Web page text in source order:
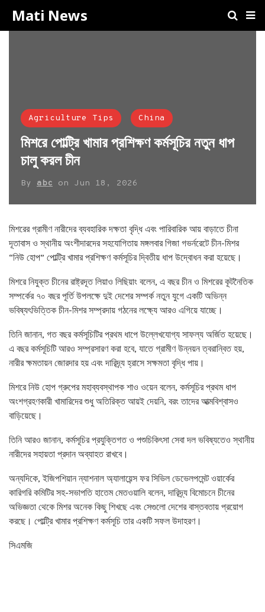
Mati News
Agriculture Tips China
মিশরে পোল্ট্রি খামার প্রশিক্ষণ কর্মসূচির নতুন ধাপ
চালু করল চীন
By abc on Jun 18, 2026
মিশরের গ্রামীণ নারীদের ব্যবহারিক দক্ষতা বৃদ্ধি এবং পারিবারিক আয় বাড়াতে চীনা
দূতাবাস ও স্থানীয় অংশীদারদের সহযোগিতায় মঙ্গলবার গিজা গভর্নরেটে চীন-মিশর
“নিউ হোপ” পোল্ট্রি খামার প্রশিক্ষণ কর্মসূচির দ্বিতীয় ধাপ উদ্বোধন করা হয়েছে।
মিশরে নিযুক্ত চীনের রাষ্ট্রদূত লিয়াও লিছিয়াং বলেন, এ বছর চীন ও মিশরের কূটনৈতিক
সম্পর্কের ৭০ বছর পূর্তি উপলক্ষে দুই দেশের সম্পর্ক নতুন যুগে একটি অভিন্ন
ভবিষ্যৎভিত্তিক চীন-মিশর সম্প্রদায় গঠনের লক্ষ্যে আরও এগিয়ে যাচ্ছে।
তিনি জানান, গত বছর কর্মসূচিটির প্রথম ধাপে উল্লেখযোগ্য সাফল্য অর্জিত হয়েছে।
এ বছর কর্মসূচিটি আরও সম্প্রসারণ করা হবে, যাতে গ্রামীণ উন্নয়ন ত্বরান্বিত হয়,
নারীর ক্ষমতায়ন জোরদার হয় এবং দারিদ্র্য হ্রাসে সক্ষমতা বৃদ্ধি পায়।
মিশরে নিউ হোপ গ্রুপের মহাব্যবস্থাপক শাও ওয়েন বলেন, কর্মসূচির প্রথম ধাপ
অংশগ্রহণকারী খামারিদের শুধু অতিরিক্ত আয়ই দেয়নি, বরং তাদের আত্মবিশ্বাসও
বাড়িয়েছে।
তিনি আরও জানান, কর্মসূচির প্রযুক্তিগত ও পশুচিকিৎসা সেবা দল ভবিষ্যতেও স্থানীয়
নারীদের সহায়তা প্রদান অব্যাহত রাখবে।
অন্যদিকে, ইজিপশিয়ান ন্যাশনাল অ্যালায়েন্স ফর সিভিল ডেভেলপমেন্ট ওয়ার্কের
কারিগরি কমিটির সহ-সভাপতি হাতেম মেতওয়ালি বলেন, দারিদ্র্য বিমোচনে চীনের
অভিজ্ঞতা থেকে মিশর অনেক কিছু শিখছে এবং সেগুলো দেশের বাস্তবতায় প্রয়োগ
করছে। পোল্ট্রি খামার প্রশিক্ষণ কর্মসূচি তার একটি সফল উদাহরণ।
সিএমজি